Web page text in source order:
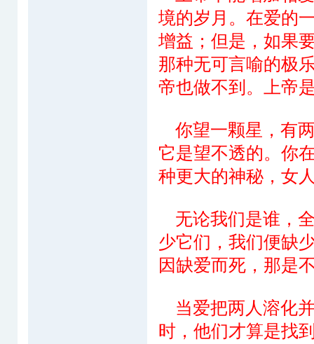
境的岁月。在爱的
增益；但是，如果
那种无可言喻的极
帝也做不到。上帝
你望一颗星，有
它是望不透的。你
种更大的神秘，女
无论我们是谁，
少它们，我们便缺
因缺爱而死，那是
当爱把两人溶化
时，他们才算是找